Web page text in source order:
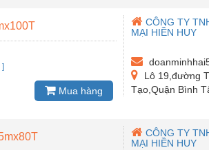
]
Mua hàng
CÔNG TY
MẠI HIỀN HUY
Lô 19,đường
Tạo,Quận Bình
CÔNG TY
MẠI HIỀN HUY